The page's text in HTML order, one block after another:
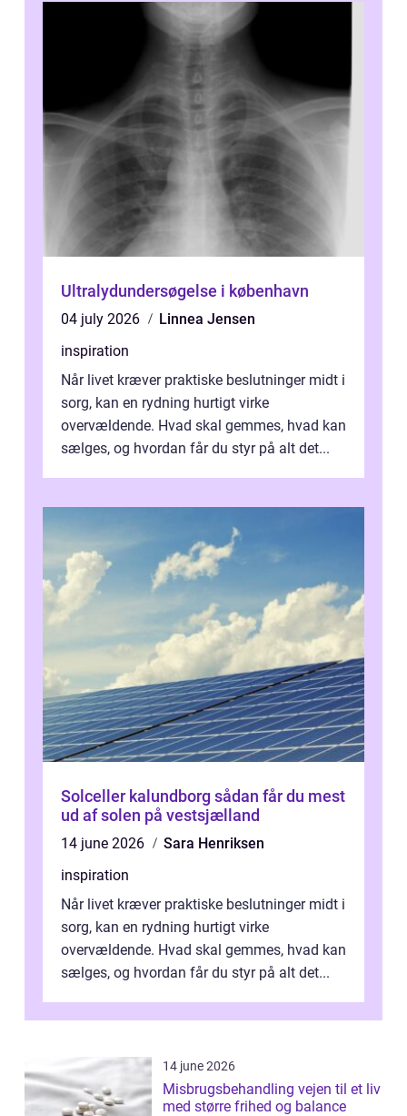
Ultralydundersøgelse i københavn
04 july 2026
Linnea Jensen
inspiration
Når livet kræver praktiske beslutninger midt i
sorg, kan en rydning hurtigt virke
overvældende. Hvad skal gemmes, hvad kan
sælges, og hvordan får du styr på alt det...
Solceller kalundborg sådan får du mest
ud af solen på vestsjælland
14 june 2026
Sara Henriksen
inspiration
Når livet kræver praktiske beslutninger midt i
sorg, kan en rydning hurtigt virke
overvældende. Hvad skal gemmes, hvad kan
sælges, og hvordan får du styr på alt det...
14 june 2026
Misbrugsbehandling vejen til et liv
med større frihed og balance